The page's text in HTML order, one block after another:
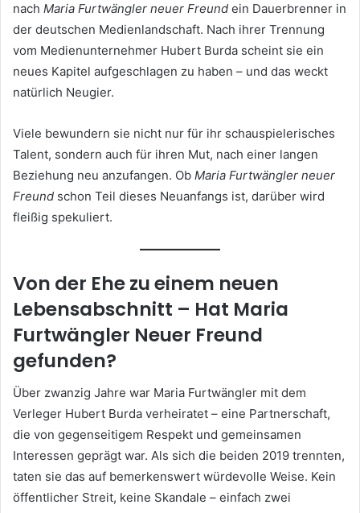
nach Maria Furtwängler neuer Freund ein Dauerbrenner in
der deutschen Medienlandschaft. Nach ihrer Trennung
vom Medienunternehmer Hubert Burda scheint sie ein
neues Kapitel aufgeschlagen zu haben – und das weckt
natürlich Neugier.
Viele bewundern sie nicht nur für ihr schauspielerisches
Talent, sondern auch für ihren Mut, nach einer langen
Beziehung neu anzufangen. Ob Maria Furtwängler neuer
Freund schon Teil dieses Neuanfangs ist, darüber wird
fleißig spekuliert.
Von der Ehe zu einem neuen
Lebensabschnitt – Hat Maria
Furtwängler Neuer Freund
gefunden?
Über zwanzig Jahre war Maria Furtwängler mit dem
Verleger Hubert Burda verheiratet – eine Partnerschaft,
die von gegenseitigem Respekt und gemeinsamen
Interessen geprägt war. Als sich die beiden 2019 trennten,
taten sie das auf bemerkenswert würdevolle Weise. Kein
öffentlicher Streit, keine Skandale – einfach zwei